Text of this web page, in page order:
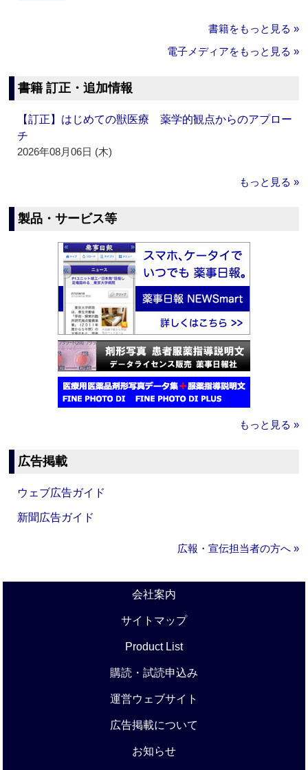
書籍をもっと見る »
電子メディアをもっと見る »
書籍 訂正・追加情報
【訂正】はじめての獣医療 薬学的観点からのアプロー
チ
2026年08月06日 (木)
もっと見る »
製品・サービス等
もっと見る »
広告掲載
ウェブ広告ガイド
新聞広告ガイド
広報・宣伝担当者の方へ »
会社案内
サイトマップ
Product List
購読・試読申込み
運営ウェブサイト
広告掲載について
お知らせ